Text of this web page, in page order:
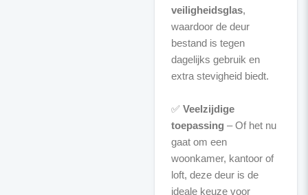
veiligheidsglas,
waardoor de deur
bestand is tegen
dagelijks gebruik en
extra stevigheid biedt.
✅ Veelzijdige
toepassing – Of het nu
gaat om een
woonkamer, kantoor of
loft, deze deur is de
ideale keuze voor